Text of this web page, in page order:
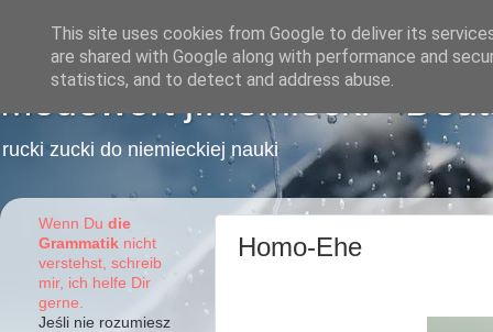
Modewort j.niemiecki -
rucki zucki do niemieckiej nauki
Homo-Ehe
Wenn Du die
Grammatik nicht
verstehst, schreib
mir, ich helfe Dir
gerne.
Jeśli nie rozumiesz
This site uses cookies from Google to deliver its
are shared with Google along with performance and
statistics, and to detect and address abuse.